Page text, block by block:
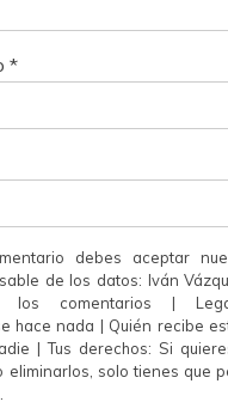
*
debes aceptar
de los datos: Iván
los comentarios |
hace nada | Quién recibe
| Tus derechos: Si
eliminarlos, solo tienes que